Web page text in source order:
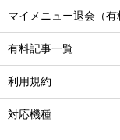
マイメニュー退会（有
有料記事一覧
利用規約
対応機種